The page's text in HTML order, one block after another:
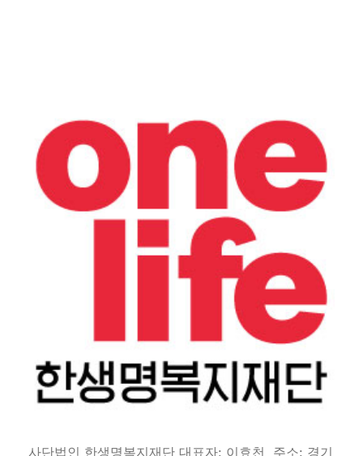
사단법인 한생명복지재단 대표자: 이효천 주소: 경기